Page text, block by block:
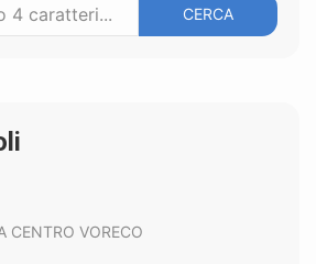
CERCA
CENTRO VORECO